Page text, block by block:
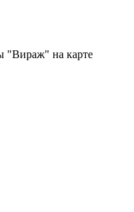
"Вираж" на карте